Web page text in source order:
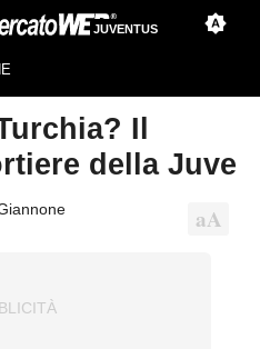
JUVENTUS
Il
della Juve